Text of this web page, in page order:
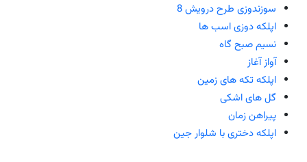
سوزندوزی طرح درویش 8
اپلکه دوزی اسب ها
نسیم صبح گاه
آواز آغاز
اپلکه تکه های زمین
گل های اشکی
پیراهن زمان
اپلکه دختری با شلوار جین